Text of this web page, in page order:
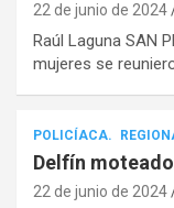
22 de junio de 2024
Raúl Laguna SAN
mujeres se
POLICÍACA.
Delfín
22 de junio de 2024